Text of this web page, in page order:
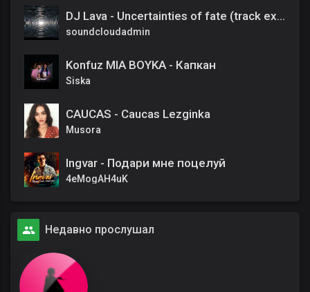
DJ Lava - Uncertainties of fate (track excerp)
soundcloudadmin
Konfuz MIA BOYKA - Капкан
Siska
CAUCAS - Caucas Lezginka
Musora
Ingvar - Подари мне поцелуй
4eMogAH4uK
Недавно прослушал